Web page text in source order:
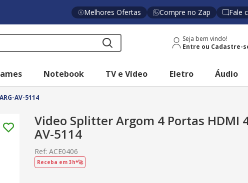
Melhores Ofertas Compre no Zap Fale
Seja bem vindo!
Notebook TV e Vídeo Eletro Áudio
AV-5114
Video Splitter Argom 4 Portas HDMI
AV-5114
Ref: ACE0406
Receba em 3h*🚀